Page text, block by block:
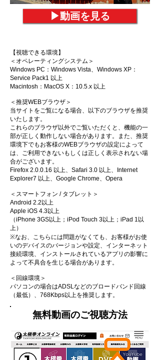
▶︎動画を見る
【視聴できる環境】
＜オペレーティングシステム＞
Windows PC：Windows Vista、Windows XP：
Service Pack1 以上
Macintosh：MacOS X：10.5.x 以上
＜推奨WEBブラウザ＞
当サイトをご覧になる場合、以下のブラウザを推奨
いたします。
これらのブラウザ以外でご覧いただくと、機能の一
部が正しく動作しない場合があります。また、推奨
環境下でもお客様のWEBブラウザの設定によって
は、ご利用できないもしくは正しく表示されない場
合がございます。
Firefox 2.0.0.16 以上、Safari 3.0 以上、Internet
Explorer7 以上、Google Chrome、Opera
＜スマートフォン / タブレット＞
Android 2.2以上
Apple iOS 4.3以上
（iPhone 3GS以上；iPod Touch 3以上；iPad 1以
上）
※なお、こちらには問題がなくても、お客様がお使
いのデバイスのバージョンや設定、インターネット
接続環境、インストールされているアプリの影響に
よって不具合を生じる場合があります。
＜回線環境＞
パソコンの場合はADSLなどのブロードバンド回線
（最低）、768Kbps以上を推奨します。
無料動画のご視聴方法